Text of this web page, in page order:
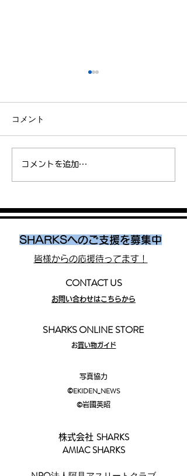
インターハイ2026 SHARKS
Jr.藤原虎太朗 が男子1500m
コメント
コメントを追加…
SHARKSへのご支援を募集中
皆様からの応援待ってます！
CONTACT US
お問い合わせはこちらから
SHARKS ONLINE STORE
​お買い物ガイド
写真協力
©EKIDEN_NEWS
©︎岩國英昭
株式会社 SHARKS
AMIAC SHARKS